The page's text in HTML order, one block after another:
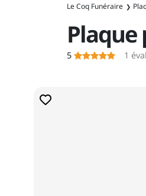
Le Coq Funéraire
Plaque
5 1